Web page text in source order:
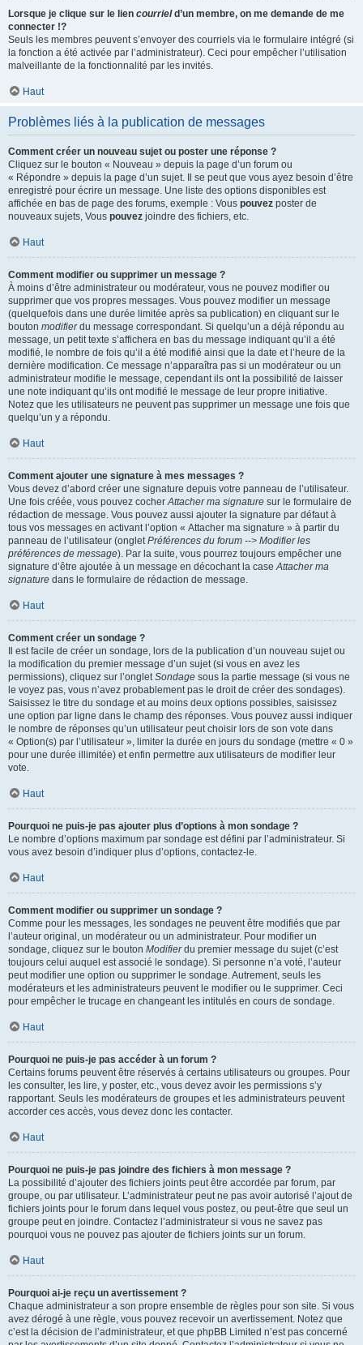
Lorsque je clique sur le lien courrield’un membre, on me demande de me
connecter !?
Seuls les membres peuvent s’envoyer des courriels via le formulaire intégré (si
la fonction a été activée par l’administrateur). Ceci pour empêcher l’utilisation
malveillante de la fonctionnalité par les invités.
Haut
Problèmes liés à la publication de messages
Comment créer un nouveau sujet ou poster une réponse ?
Cliquez sur le bouton « Nouveau » depuis la page d’un forum ou
« Répondre » depuis la page d’un sujet. Il se peut que vous ayez besoin d’être
enregistré pour écrire un message. Une liste des options disponibles est
affichée en bas de page des forums, exemple : Vous pouvez poster de
nouveaux sujets, Vous pouvez joindre des fichiers, etc.
Haut
Comment modifier ou supprimer un message ?
À moins d’être administrateur ou modérateur, vous ne pouvez modifier ou
supprimer que vos propres messages. Vous pouvez modifier un message
(quelquefois dans une durée limitée après sa publication) en cliquant sur le
bouton modifierdu message correspondant. Si quelqu’un a déjà répondu au
message, un petit texte s’affichera en bas du message indiquant qu’il a été
modifié, le nombre de fois qu’il a été modifié ainsi que la date et l’heure de la
dernière modification. Ce message n’apparaîtra pas si un modérateur ou un
administrateur modifie le message, cependant ils ont la possibilité de laisser
une note indiquant qu’ils ont modifié le message de leur propre initiative.
Notez que les utilisateurs ne peuvent pas supprimer un message une fois que
quelqu’un y a répondu.
Haut
Comment ajouter une signature à mes messages ?
Vous devez d’abord créer une signature depuis votre panneau de l’utilisateur.
Une fois créée, vous pouvez cocherAttacher ma signature sur le formulaire de
rédaction de message. Vous pouvez aussi ajouter la signature par défaut à
tous vos messages en activant l’option « Attacher ma signature » à partir du
panneau de l’utilisateur (ongletPréférences du forum --> Modifier les
préférences de message). Par la suite, vous pourrez toujours empêcher une
signature d’être ajoutée à un message en décochant la caseAttacher ma
signature dans le formulaire de rédaction de message.
Haut
Comment créer un sondage ?
Il est facile de créer un sondage, lors de la publication d’un nouveau sujet ou
la modification du premier message d’un sujet (si vous en avez les
permissions), cliquez sur l’ongletSondage sous la partie message (si vous ne
le voyez pas, vous n’avez probablement pas le droit de créer des sondages).
Saisissez le titre du sondage et au moins deux options possibles, saisissez
une option par ligne dans le champ des réponses. Vous pouvez aussi indiquer
le nombre de réponses qu’un utilisateur peut choisir lors de son vote dans
« Option(s) par l’utilisateur », limiter la durée en jours du sondage (mettre « 0 »
pour une durée illimitée) et enfin permettre aux utilisateurs de modifier leur
vote.
Haut
Pourquoi ne puis-je pas ajouter plus d’options à mon sondage ?
Le nombre d’options maximum par sondage est défini par l’administrateur. Si
vous avez besoin d’indiquer plus d’options, contactez-le.
Haut
Comment modifier ou supprimer un sondage ?
Comme pour les messages, les sondages ne peuvent être modifiés que par
l’auteur original, un modérateur ou un administrateur. Pour modifier un
sondage, cliquez sur le bouton Modifierdu premier message du sujet (c’est
toujours celui auquel est associé le sondage). Si personne n’a voté, l’auteur
peut modifier une option ou supprimer le sondage. Autrement, seuls les
modérateurs et les administrateurs peuvent le modifier ou le supprimer. Ceci
pour empêcher le trucage en changeant les intitulés en cours de sondage.
Haut
Pourquoi ne puis-je pas accéder à un forum ?
Certains forums peuvent être réservés à certains utilisateurs ou groupes. Pour
les consulter, les lire, y poster, etc., vous devez avoir les permissions s’y
rapportant. Seuls les modérateurs de groupes et les administrateurs peuvent
accorder ces accès, vous devez donc les contacter.
Haut
Pourquoi ne puis-je pas joindre des fichiers à mon message ?
La possibilité d’ajouter des fichiers joints peut être accordée par forum, par
groupe, ou par utilisateur. L’administrateur peut ne pas avoir autorisé l’ajout de
fichiers joints pour le forum dans lequel vous postez, ou peut-être que seul un
groupe peut en joindre. Contactez l’administrateur si vous ne savez pas
pourquoi vous ne pouvez pas ajouter de fichiers joints sur un forum.
Haut
Pourquoi ai-je reçu un avertissement ?
Chaque administrateur a son propre ensemble de règles pour son site. Si vous
avez dérogé à une règle, vous pouvez recevoir un avertissement. Notez que
c’est la décision de l’administrateur, et que phpBB Limited n’est pas concerné